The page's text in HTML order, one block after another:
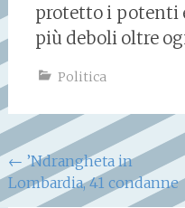
protetto i potenti
più deboli oltre
Politica
Navigazione
articoli
← ’Ndrangheta in
Lombardia, 41 condanne